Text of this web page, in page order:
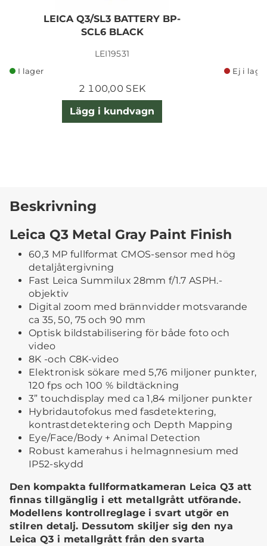
LEICA Q3/SL3 BATTERY BP-
SCL6 BLACK
LEI19531
I lager
2 100,00 SEK
Lägg i kundvagn
Ej i
Beskrivning
Leica Q3 Metal Gray Paint Finish
60,3 MP fullformat CMOS-sensor med hög
detaljåtergivning
Fast Leica Summilux 28mm f/1.7 ASPH.-
objektiv
Digital zoom med brännvidder motsvarande
ca 35, 50, 75 och 90 mm
Optisk bildstabilisering för både foto och
video
8K -och C8K-video
Elektronisk sökare med 5,76 miljoner punkter,
120 fps och 100 % bildtäckning
3” touchdisplay med ca 1,84 miljoner punkter
Hybridautofokus med fasdetektering,
kontrastdetektering och Depth Mapping
Eye/Face/Body + Animal Detection
Robust kamerahus i helmagnnesium med
IP52-skydd
Den kompakta fullformatkameran Leica Q3 att
finnas tillgänglig i ett metallgrått utförande.
Modellens kontrollreglage i svart utgör en
stilren detalj. Dessutom skiljer sig den nya
Leica Q3 i metallgrått från den svarta